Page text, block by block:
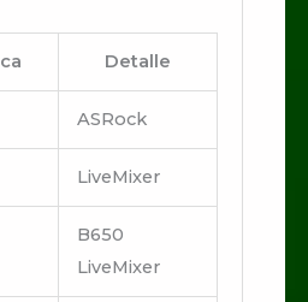
Detalle
ASRock
LiveMixer
B650
LiveMixer